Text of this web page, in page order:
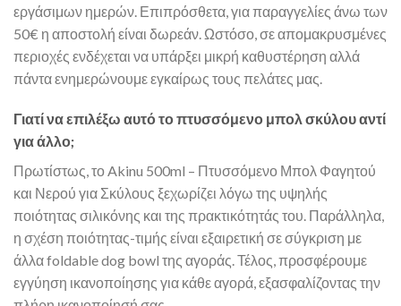
εργάσιμων ημερών. Επιπρόσθετα, για παραγγελίες άνω των
50€ η αποστολή είναι δωρεάν. Ωστόσο, σε απομακρυσμένες
περιοχές ενδέχεται να υπάρξει μικρή καθυστέρηση αλλά
πάντα ενημερώνουμε εγκαίρως τους πελάτες μας.
Γιατί να επιλέξω αυτό το πτυσσόμενο μπολ σκύλου αντί
για άλλο;
Πρωτίστως, το Akinu 500ml – Πτυσσόμενο Μπολ Φαγητού
και Νερού για Σκύλους ξεχωρίζει λόγω της υψηλής
ποιότητας σιλικόνης και της πρακτικότητάς του. Παράλληλα,
η σχέση ποιότητας-τιμής είναι εξαιρετική σε σύγκριση με
άλλα foldable dog bowl της αγοράς. Τέλος, προσφέρουμε
εγγύηση ικανοποίησης για κάθε αγορά, εξασφαλίζοντας την